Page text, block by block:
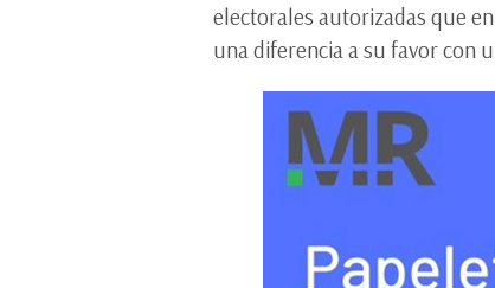
electorales autorizadas que
una diferencia a su favor con